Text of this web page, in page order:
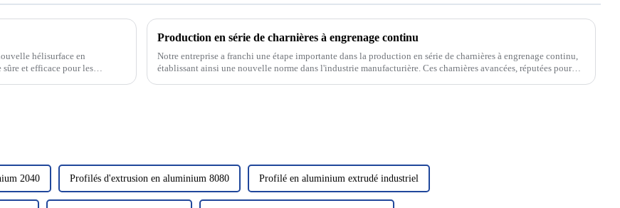
hélisurface en
et efficace pour les
Production en série de charnières à engrenage continu
Notre entreprise a franchi une étape importante dans la production en série de charnières à engrenage continu,
établissant ainsi une nouvelle norme dans l'industrie manufacturière. Ces charnières avancées, réputées pour
2040 Profilés d'extrusion en aluminium 8080 Profilé en aluminium extrudé industriel